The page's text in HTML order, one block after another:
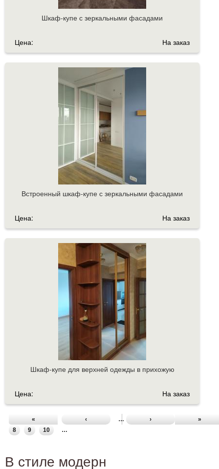
Шкаф-купе с зеркальными фасадами
Цена: На заказ
Встроенный шкаф-купе с зеркальными фасадами
Цена: На заказ
Шкаф-купе для верхней одежды в прихожую
Цена: На заказ
« ‹ … 3 6
8
9 10 …
› »
В стиле модерн